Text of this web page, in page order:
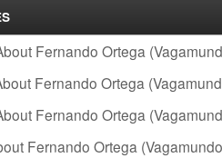
Fernando Ortega
Fernando Ortega
Fernando Ortega
Fernando Ortega